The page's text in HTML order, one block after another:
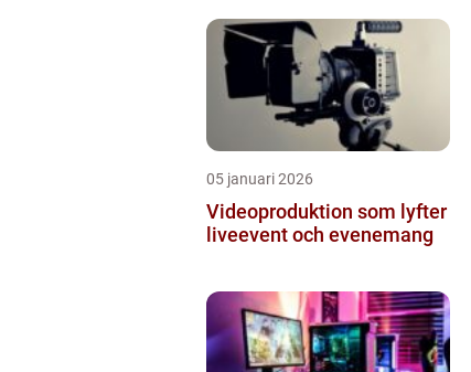
05 januari 2026
Videoproduktion som lyfter
liveevent och evenemang